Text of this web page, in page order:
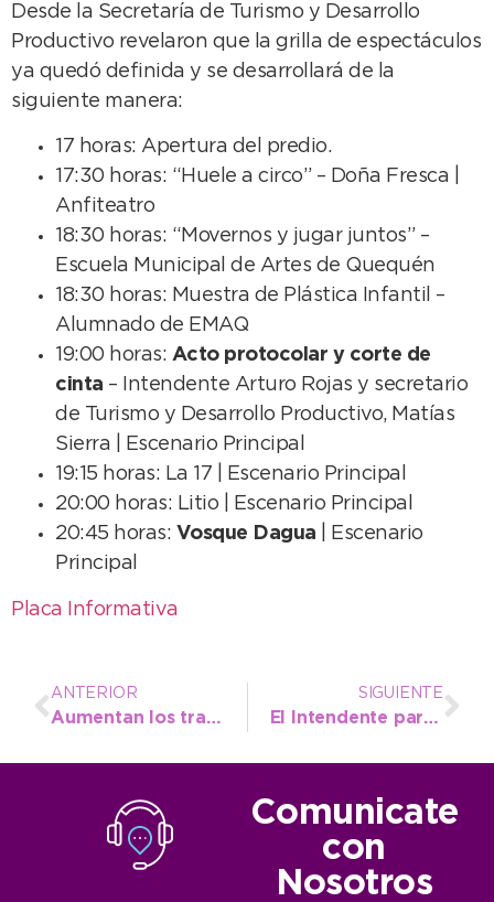
Desde la Secretaría de Turismo y Desarrollo
Productivo revelaron que la grilla de espectáculos
ya quedó definida y se desarrollará de la
siguiente manera:
17 horas: Apertura del predio.
17:30 horas: “Huele a circo” – Doña Fresca |
Anfiteatro
18:30 horas: “Movernos y jugar juntos” –
Escuela Municipal de Artes de Quequén
18:30 horas: Muestra de Plástica Infantil –
Alumnado de EMAQ
19:00 horas: Acto protocolar y corte de
cinta – Intendente Arturo Rojas y secretario
de Turismo y Desarrollo Productivo, Matías
Sierra | Escenario Principal
19:15 horas: La 17 | Escenario Principal
20:00 horas: Litio | Escenario Principal
20:45 horas: Vosque Dagua | Escenario
Principal
Placa Informativa
ANTERIOR
Aumentan los trabajos en los frentes costeros del distrito para recibir al turismo
SIGUIENTE
El Intendente participó en la presentación del Operativo de Sol a Sol en Miramar
Comunicate
con
Nosotros